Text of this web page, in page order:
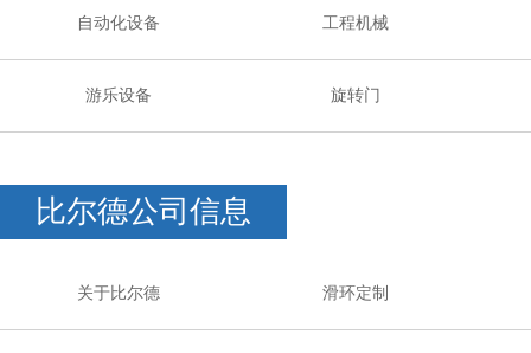
自动化设备 工程机械
游乐设备 旋转门
比尔德公司信息
关于比尔德 滑环定制